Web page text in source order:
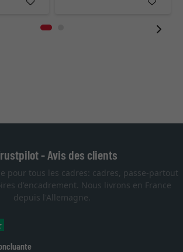
- Avis des clients
pour tous les cadres: cadres, passe-partout
d'encadrement. Nous livrons en France
depuis l'Allemagne.